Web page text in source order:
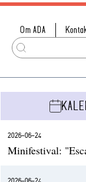
Om ADA
2026-06-24
Minifestival: